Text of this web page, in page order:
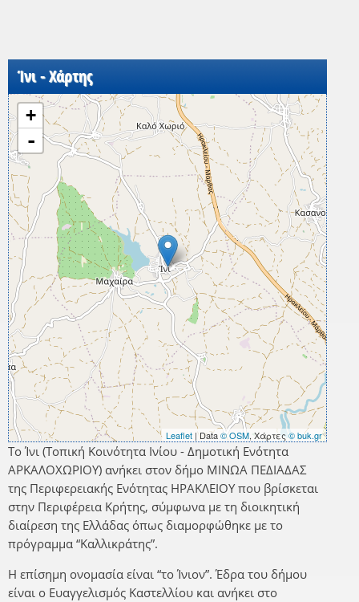
Ίνι - Χάρτης
+
-
Leaflet | Data© OSM, Χάρτες© buk.gr
Το Ίνι (Τοπική Κοινότητα Ινίου - Δημοτική Ενότητα
ΑΡΚΑΛΟΧΩΡΙΟΥ) ανήκει στον δήμο ΜΙΝΩΑ ΠΕΔΙΑΔΑΣ
της Περιφερειακής Ενότητας ΗΡΑΚΛΕΙΟΥ που βρίσκεται
στην Περιφέρεια Κρήτης, σύμφωνα με τη διοικητική
διαίρεση της Ελλάδας όπως διαμορφώθηκε με το
πρόγραμμα “Καλλικράτης”.
Η επίσημη ονομασία είναι “το Ίνιον”. Έδρα του δήμου
είναι ο Ευαγγελισμός Καστελλίου και ανήκει στο